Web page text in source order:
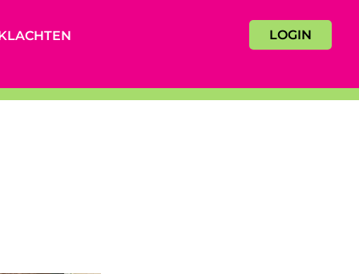
LOGIN